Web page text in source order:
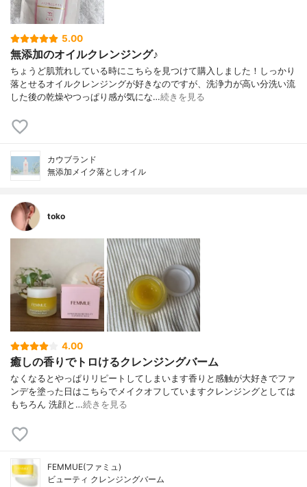
5.00
無添加のオイルクレンジング♪
ちょうど肌荒れしている時にこちらを見つけて購入しました！しっかり
落とせるオイルクレンジングが好きなのですが、洗浄力が高い分洗い流
した後の乾燥やつっぱり感が気にな…続きを見る
カウブランド
無添加メイク落としオイル
toko
4.00
癒しの香りでトロけるクレンジングバーム
なくなるとやっぱりリピートしてしまいます香りと感触が大好きでファ
ンデを塗った日はこちらでメイクオフしていますクレンジングとしては
もちろん 洗顔と…続きを見る
FEMMUE(ファミュ)
ビューティ クレンジングバーム